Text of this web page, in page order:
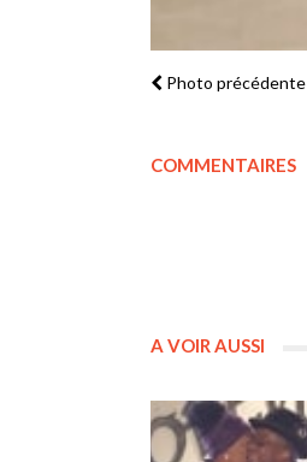
Photo précédente
COMMENTAIRES
A VOIR AUSSI